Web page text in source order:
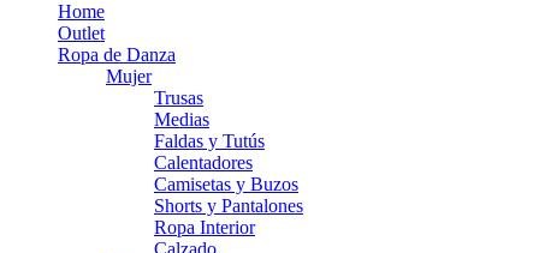
Home
Outlet
Ropa de Danza
Mujer
Trusas
Medias
Faldas y Tutús
Calentadores
Camisetas y Buzos
Shorts y Pantalones
Ropa Interior